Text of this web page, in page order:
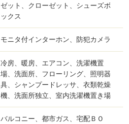
ゼット、クローゼット、シューズボ
ックス
モニタ付インターホン、防犯カメラ
冷房、暖房、エアコン、洗濯機置
場、洗面所、フローリング、照明器
具、シャンプードレッサ、衣類乾燥
機、洗面所独立、室内洗濯機置き場
バルコニー、都市ガス、宅配ＢＯ